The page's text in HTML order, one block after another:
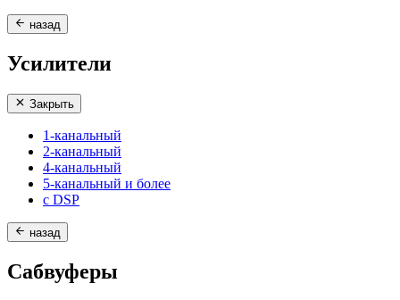
назад
Усилители
Закрыть
1-канальный
2-канальный
4-канальный
5-канальный и более
с DSP
назад
Сабвуферы